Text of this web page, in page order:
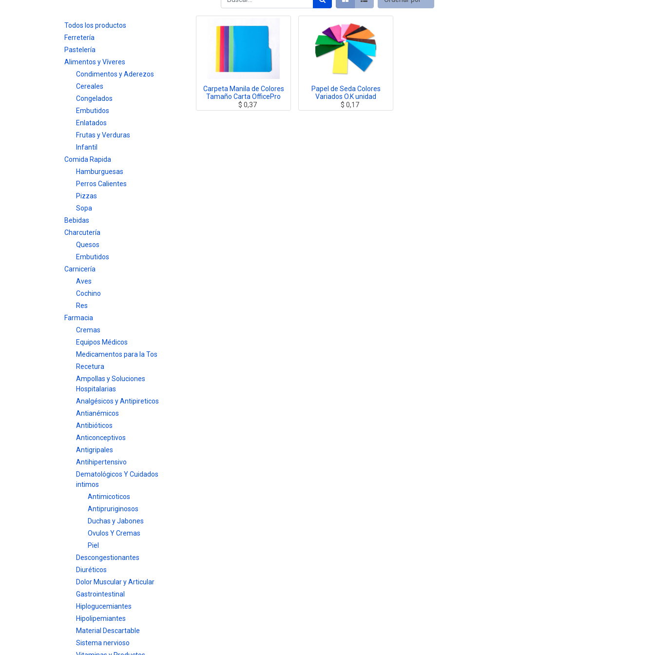
Todos los productos
Ferretería
Pastelería
Alimentos y Víveres
Condimentos y Aderezos
Cereales
Congelados
Embutidos
Enlatados
Frutas y Verduras
Infantil
Comida Rapida
Hamburguesas
Perros Calientes
Pizzas
Sopa
Bebidas
Charcutería
Quesos
Embutidos
Carnicería
Aves
Cochino
Res
Farmacia
Cremas
Equipos Médicos
Medicamentos para la Tos
Recetura
Ampollas y Soluciones
Hospitalarias
Analgésicos y Antipireticos
Antianémicos
Antibióticos
Anticonceptivos
Antigripales
Antihipertensivo
Dematológicos Y Cuidados
intimos
Antimicoticos
Antipruriginosos
Duchas y Jabones
Ovulos Y Cremas
Piel
Descongestionantes
Diuréticos
Dolor Muscular y Articular
Gastrointestinal
Hiplogucemiantes
Hipolipemiantes
Material Descartable
Sistema nervioso
Carpeta Manila de Colores
Tamaño Carta OfficePro
$ 0,37
Papel de Seda Colores
Variados O.K unidad
$ 0,17